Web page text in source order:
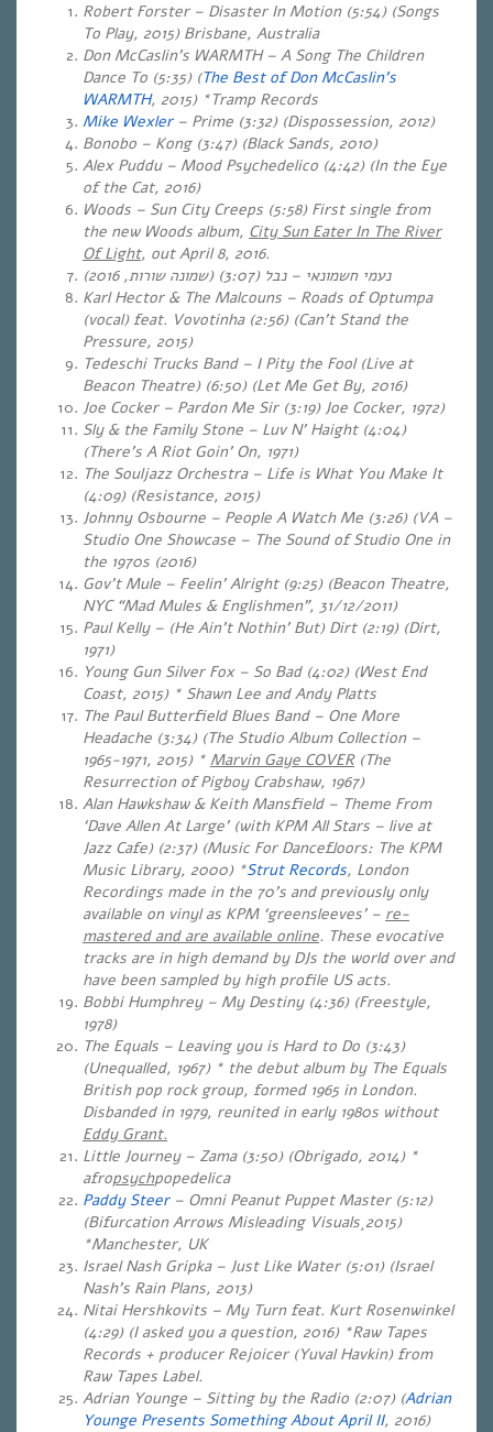
Robert Forster – Disaster In Motion (5:54) (Songs
To Play, 2015) Brisbane, Australia
Don McCaslin’s WARMTH – A Song The Children
Dance To (5:35) (The Best of Don McCaslin’s
WARMTH, 2015) *Tramp Records
Mike Wexler– Prime (3:32) (Dispossession, 2012)
Bonobo – Kong (3:47) (Black Sands, 2010)
Alex Puddu – Mood Psychedelico (4:42) (In the Eye
of the Cat, 2016)
Woods – Sun City Creeps (5:58) First single from
the new Woods album, City Sun Eater In The River
Of Light, out April 8, 2016.
נעמי חשמונאי –נבל (3:07) ( שמונה שורות, 2016
)
Karl Hector & The Malcouns – Roads of Optumpa
(vocal) feat. Vovotinha (2:56) (Can’t Stand the
Pressure, 2015)
Tedeschi Trucks Band – I Pity the Fool (Live at
Beacon Theatre) (6:50) (Let Me Get By, 2016)
Joe Cocker – Pardon Me Sir (3:19) Joe Cocker, 1972)
Sly & the Family Stone – Luv N’ Haight (4:04)
(There’s A Riot Goin’ On, 1971)
The Souljazz Orchestra – Life is What You Make It
(4:09) (Resistance, 2015)
Johnny Osbourne – People A Watch Me (3:26) (VA –
Studio One Showcase – The Sound of Studio One in
the 1970s (2016)
Gov’t Mule – Feelin’ Alright (9:25) (Beacon Theatre,
NYC “Mad Mules & Englishmen”, 31/12/2011)
Paul Kelly – (He Ain’t Nothin’ But) Dirt (2:19) (Dirt,
1971)
Young Gun Silver Fox – So Bad (4:02) (West End
Coast, 2015) * Shawn Lee and Andy Platts
The Paul Butterfield Blues Band – One More
Headache (3:34) (The Studio Album Collection –
1965-1971, 2015) * Marvin Gaye COVER(The
Resurrection of Pigboy Crabshaw, 1967)
Alan Hawkshaw & Keith Mansfield – Theme From
‘Dave Allen At Large’ (with KPM All Stars – live at
Jazz Cafe) (2:37) (Music For Dancefloors: The KPM
Music Library, 2000) *Strut Records, London
Recordings made in the 70’s and previously only
available on vinyl as KPM ‘greensleeves’ – re-
mastered and are available online. These evocative
tracks are in high demand by DJs the world over and
have been sampled by high profile US acts.
Bobbi Humphrey – My Destiny (4:36) (Freestyle,
1978)
The Equals – Leaving you is Hard to Do (3:43)
(Unequalled, 1967) * the debut album by The Equals
British pop rock group, formed 1965 in London.
Disbanded in 1979, reunited in early 1980s without
Eddy Grant.
Little Journey – Zama (3:50) (Obrigado, 2014) *
afropsychpopedelica
Paddy Steer– Omni Peanut Puppet Master (5:12)
(Bifurcation Arrows Misleading Visuals¸2015)
*Manchester, UK
Israel Nash Gripka – Just Like Water (5:01) (Israel
Nash’s Rain Plans, 2013)
Nitai Hershkovits – My Turn feat. Kurt Rosenwinkel
(4:29) (I asked you a question, 2016) *Raw Tapes
Records + producer Rejoicer (Yuval Havkin) from
Raw Tapes Label.
Adrian Younge – Sitting by the Radio (2:07) (Adrian
Younge Presents Something About April II, 2016)